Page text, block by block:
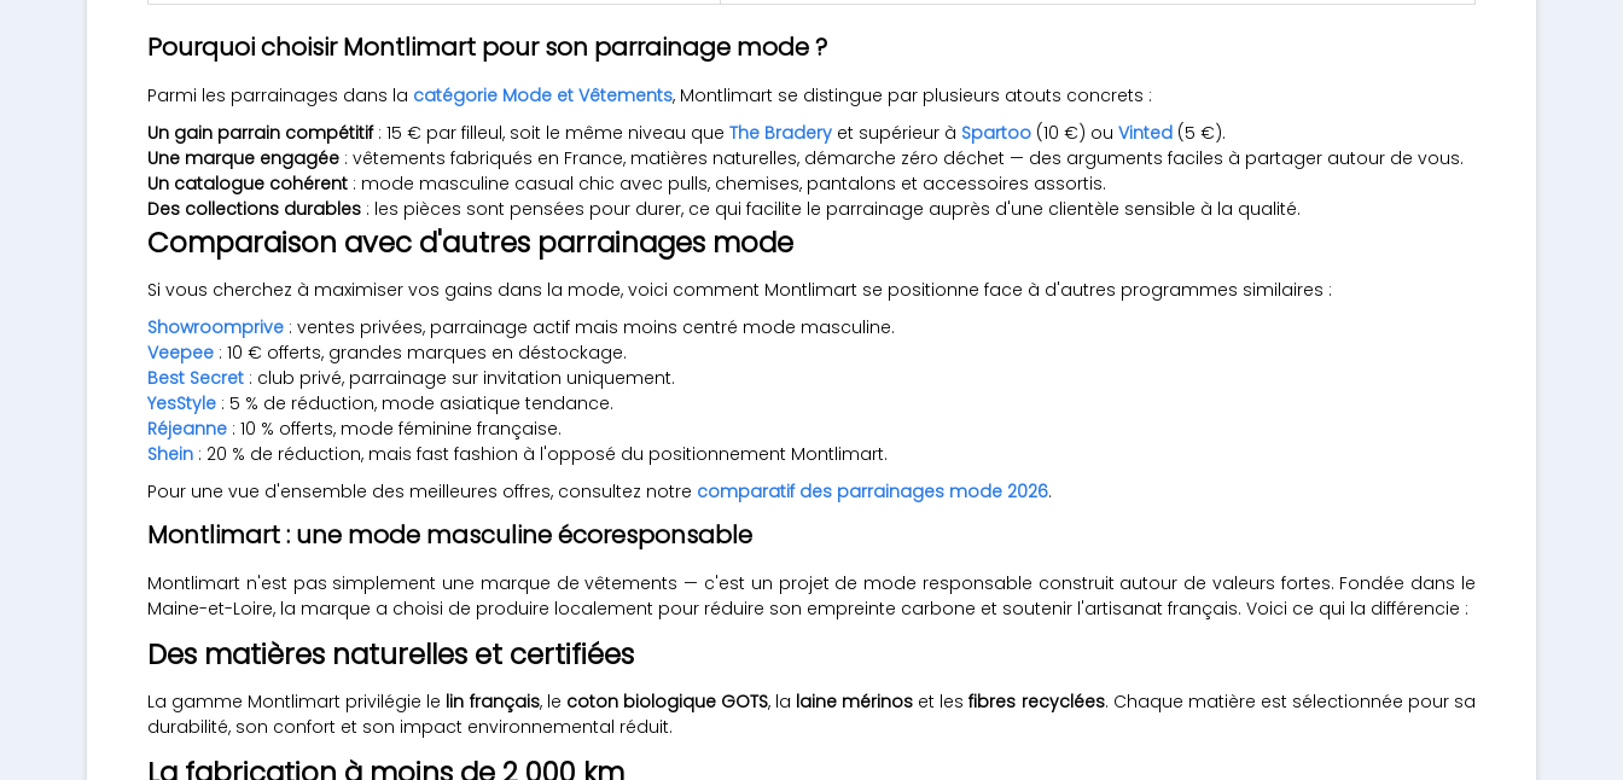
Pourquoi choisir Montlimart pour son parrainage mode ?
Parmi les parrainages dans la catégorie Mode et Vêtements, Montlimart se distingue par plusieurs atouts concrets :
Un gain parrain compétitif: 15 € par filleul, soit le même niveau que The Bradery et supérieur à Spartoo (10 €) ou Vinted (5 €).
Une marque engagée : vêtements fabriqués en France, matières naturelles, démarche zéro déchet — des arguments faciles à partager autour de vous.
Un catalogue cohérent : mode masculine casual chic avec pulls, chemises, pantalons et accessoires assortis.
Des collections durables : les pièces sont pensées pour durer, ce qui facilite le parrainage auprès d'une clientèle sensible à la qualité.
Comparaison avec d'autres parrainages mode
Si vous cherchez à maximiser vos gains dans la mode, voici comment Montlimart se positionne face à d'autres programmes similaires :
Showroomprive : ventes privées, parrainage actif mais moins centré mode masculine.
Veepee : 10 € offerts, grandes marques en déstockage.
Best Secret : club privé, parrainage sur invitation uniquement.
YesStyle : 5 % de réduction, mode asiatique tendance.
Réjeanne : 10 % offerts, mode féminine française.
Shein : 20 % de réduction, mais fast fashion à l'opposé du positionnement Montlimart.
Pour une vue d'ensemble des meilleures offres, consultez notre comparatif des parrainages mode 2026.
Montlimart : une mode masculine écoresponsable
Montlimart n'est pas simplement une marque de vêtements — c'est un projet de mode responsable construit autour de valeurs fortes. Fondée dans le
Maine-et-Loire, la marque a choisi de produire localement pour réduire son empreinte carbone et soutenir l'artisanat français. Voici ce qui la différencie :
Des matières naturelles et certifiées
La gamme Montlimart privilégie le lin français, le coton biologique GOTS, la laine mérinos et lesfibres recyclées. Chaque matière est sélectionnée pour sa
durabilité, son confort et son impact environnemental réduit.
La fabrication à moins de 2 000 km